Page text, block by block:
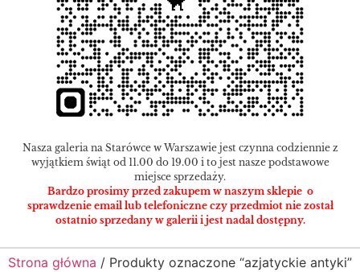
Nasza galeria na Starówce w Warszawie jest czynna codziennie z
wyjątkiem świąt od 11.00 do 19.00 i to jest nasze podstawowe
miejsce sprzedaży.
Bardzo prosimy przed zakupem w naszym sklepie o
sprawdzenie email lub telefoniczne czy przedmiot nie został
ostatnio sprzedany w galerii i jest nadal dostępny.
Strona główna / Produkty oznaczone “azjatyckie antyki”